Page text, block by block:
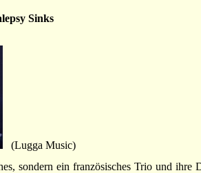
Sinks
(Lugga Music)
sondern ein französisches Trio und ihre